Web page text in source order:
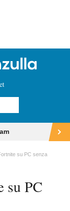
su PC senza
su PC